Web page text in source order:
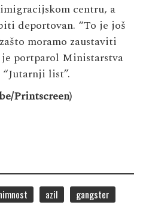
centru, a
deportovan. “To je još
moramo zaustaviti
je portparol Ministarstva
list”.
Printscreen)
azil
gangster